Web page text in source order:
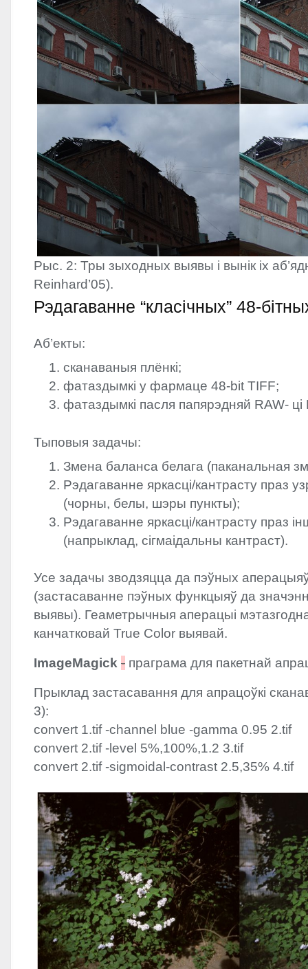
Рыс. 2: Тры зыходных выявы і вынік іх
Reinhard’05).
Рэдагаванне “класічных” 48-
Аб’екты:
сканаваныя плёнкі;
фатаздымкі у фармаце 48-bitTIFF;
фатаздымкі пасля папярэдняй RAW- ці
Тыповыя задачы:
Змена баланса белага (паканальная
Рэдагаванне яркасці/кантрасту праз
(чорны, белы, шэры пункты);
Рэдагаванне яркасці/кантрасту праз
(напрыклад, сігмаідальны кантраст).
Усе задачы зводзяцца да пэўных
(застасаванне пэўных функцыяў да
выявы). Геаметрычныя аперацыі
канчатковай True Color выявай.
ImageMagick - праграма для пакетнай
Прыклад застасавання для апрацоўкі
3):
convert 1.tif -channel blue -gamma 0.95 2.tif
convert 2.tif -level 5%,100%,1.2 3.tif
convert 2.tif -sigmoidal-contrast 2.5,35% 4.tif